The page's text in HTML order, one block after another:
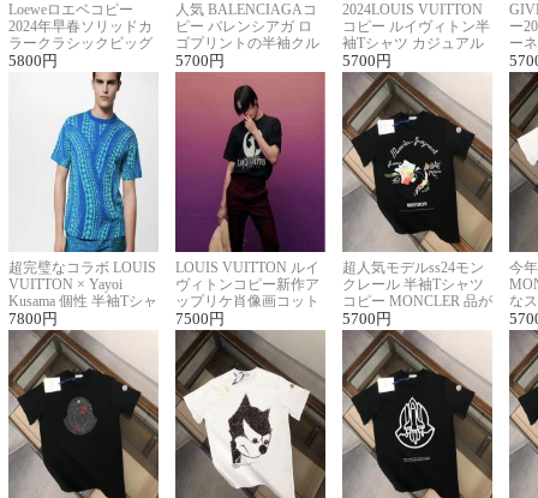
Loeweロエベコピー
2024年早春ソリッドカ
ラークラシックビッグ
ロゴ刺繍Tシャツ
5800 円
人気 BALENCIAGAコ
ピー バレンシアガ ロ
ゴプリントの半袖クル
ーネックTシャツ
5700 円
2024LOUIS VUITTON
コピー ルイヴィトン半
袖Tシャツ カジュアル
に馴染む 2色展開
5700 円
ー
ー
ー
超完璧なコラボ LOUIS
VUITTON × Yayoi
Kusama 個性 半袖Tシャ
ツコピー男女兼用
7800 円
LOUIS VUITTON ルイ
ヴィトンコピー新作ア
ップリケ肖像画コット
ンニット半袖Tシャツ
7500 円
超人気モデルss24モン
クレール 半袖Tシャツ
コピー MONCLER 品が
良く見た目
5700 円
今
な
ル